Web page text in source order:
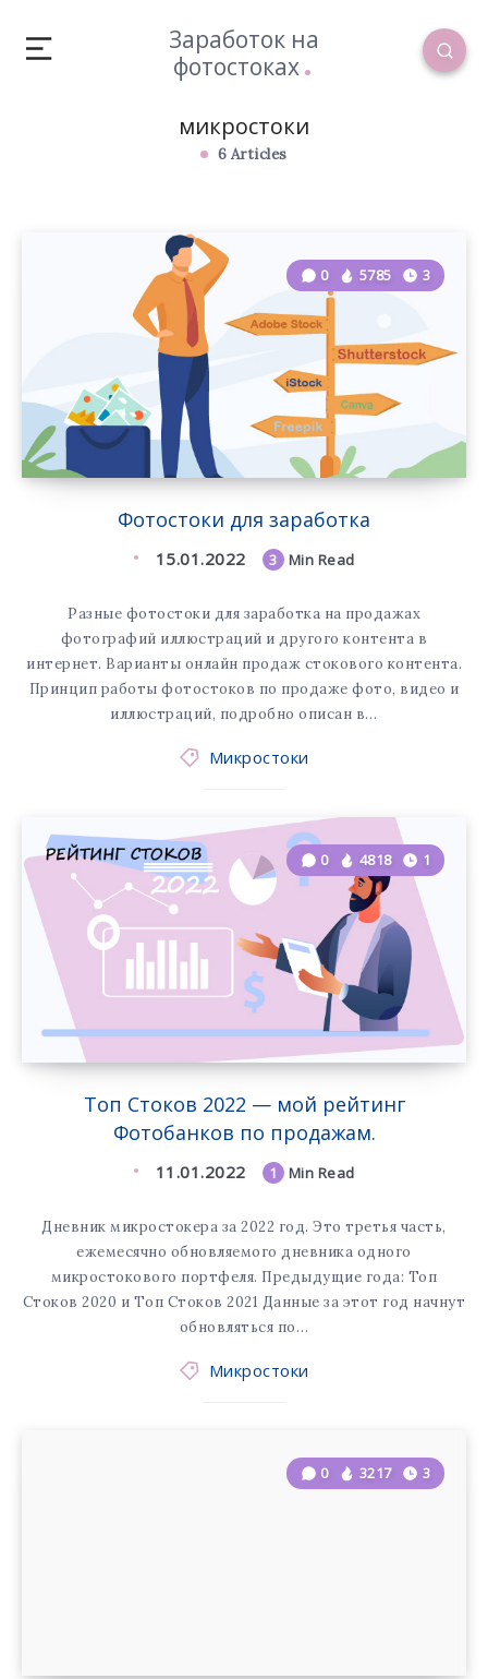
Заработок на
фотостоках
микростоки
6 Articles
Фотостоки для заработка
0 5785 3
15.01.2022 3 Min Read
Разные фотостоки для заработка на продажах
фотографий иллюстраций и другого контента в
интернет. Варианты онлайн продаж стокового контента.
Принцип работы фотостоков по продаже фото, видео и
иллюстраций, подробно описан в…
Микростоки
Tоп Стоков 2022 — мой рейтинг
Фотобанков по продажам.
0 4818 1
11.01.2022 1 Min Read
Дневник микростокера за 2022 год. Это третья часть,
ежемесячно обновляемого дневника одного
микростокового портфеля. Предыдущие года: Топ
Стоков 2020 и Tоп Стоков 2021 Данные за этот год начнут
обновляться по…
Микростоки
0 3217 3